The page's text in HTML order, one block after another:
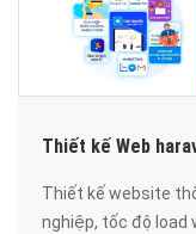
Thiết kế Web
Thiết kế website
nghiệp, tốc độ load